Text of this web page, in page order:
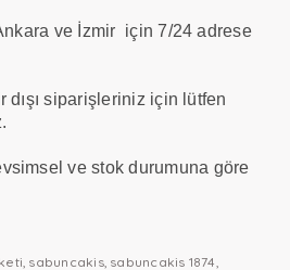
ve İzmir için 7/24 adrese
dışı siparişleriniz için lütfen
ve stok durumuna göre
sabuncakis sabuncakis 1874